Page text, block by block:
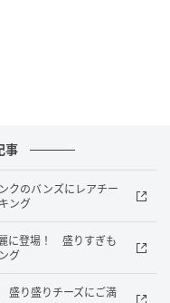
事
クのバンズにレアチー
ング
に登場！ 盛りすぎも
グ
り盛りチーズにご満